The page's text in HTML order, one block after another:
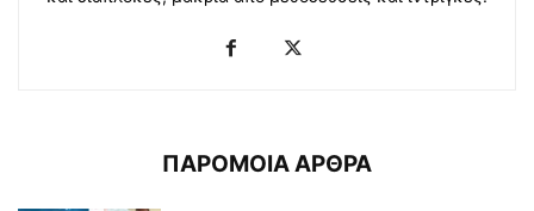
ΠΑΡΟΜΟΙΑ ΑΡΘΡΑ